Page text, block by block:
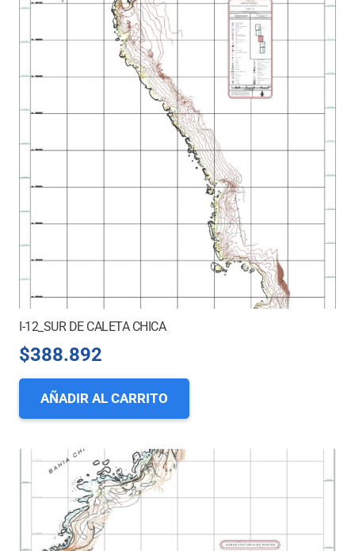
I-12_SUR DE CALETA CHICA
$388.892
AÑADIR AL CARRITO